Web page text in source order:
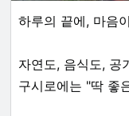
하루의 끝에, 마음
자연도, 음식도, 공
구시로에는 "딱 좋